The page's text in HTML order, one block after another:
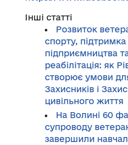
Інші статті
Розвиток
спорту, підтримка
підприємництва
реабілітація: як
створює умови
Захисників і
цивільного життя
На Волині 60
супроводу
завершили